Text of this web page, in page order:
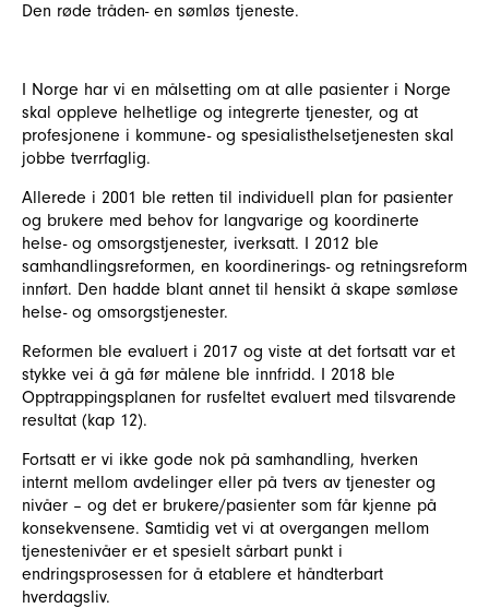
Den røde tråden- en sømløs tjeneste.
I Norge har vi en målsetting om at alle pasienter i Norge
skal oppleve helhetlige og integrerte tjenester, og at
profesjonene i kommune- og spesialisthelsetjenesten skal
jobbe tverrfaglig.
Allerede i 2001 ble retten til individuell plan for pasienter
og brukere med behov for langvarige og koordinerte
helse- og omsorgstjenester, iverksatt. I 2012 ble
samhandlingsreformen, en koordinerings- og retningsreform
innført. Den hadde blant annet til hensikt å skape sømløse
helse- og omsorgstjenester.
Reformen ble evaluert i 2017 og viste at det fortsatt var et
stykke vei å gå før målene ble innfridd. I 2018 ble
Opptrappingsplanen for rusfeltet evaluert med tilsvarende
resultat (kap 12).
Fortsatt er vi ikke gode nok på samhandling, hverken
internt mellom avdelinger eller på tvers av tjenester og
nivåer – og det er brukere/pasienter som får kjenne på
konsekvensene. Samtidig vet vi at overgangen mellom
tjenestenivåer er et spesielt sårbart punkt i
endringsprosessen for å etablere et håndterbart
hverdagsliv.